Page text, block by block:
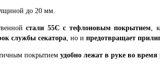
до 20 мм.
стали 55С с тефлоновым покрытием,
службы секатора, но и предотвращает
покрытием удобно лежат в руке во